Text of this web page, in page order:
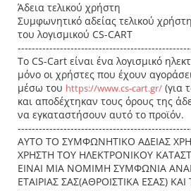
Άδεια τελικού χρήστη
Συμφωνητικό αδείας τελικού χρήστη
του λογισμικού CS-CART
Το CS-Cart είναι ένα λογισμικό
μόνο οι χρήστες που έχουν
μέσω του https://www.cs-cart.gr/(για
και αποδέχτηκαν τους όρους της
να εγκαταστήσουν αυτό το προϊόν.
ΑΥΤΟ ΤΟ ΣΥΜΦΩΝΗΤΙΚΟ ΑΔΕΙΑΣ
ΧΡΗΣΤΗ ΤΟΥ ΗΛΕΚΤΡΟΝΙΚΟΥ
ΕΙΝΑΙ ΜΙΑ ΝΟΜΙΜΗ ΣΥΜΦΩΝΙΑ
ΕΤΑΙΡΙΑΣ ΣΑΣ(ΑΘΡΟΙΣΤΙΚΑ ΕΣΑΣ) ΚΑΙ